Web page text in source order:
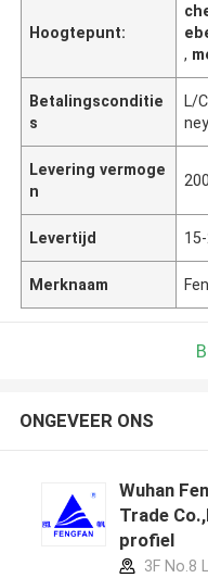
Hoogtepunt:
,
Betalingsconditie
s
L/
Levering vermoge
n
Levertijd
Merknaam
ONGEVEER ONS
Wuhan
Trade
profiel
3F No.8